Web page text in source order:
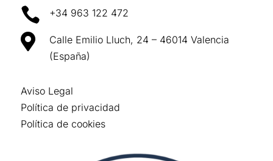
 +34 963 122 472

Calle Emilio Lluch, 24 – 46014 Valencia
(España)
Aviso Legal
Política de privacidad
Política de cookies